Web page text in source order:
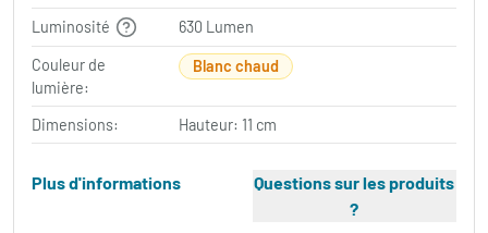
Luminosité
630 Lumen
Couleur de
lumière:
Blanc chaud
Dimensions: Hauteur: 11 cm
Plus d'informations
Questions sur les produits
?